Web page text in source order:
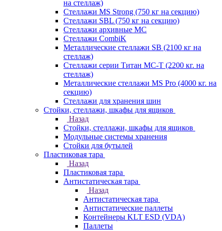
на стеллаж)
Стеллажи MS Strong (750 кг на секцию)
Стеллажи SBL (750 кг на секцию)
Стеллажи архивные МС
Стеллажи CombiK
Металлические стеллажи SB (2100 кг на
стеллаж)
Стеллажи серии Титан МС-Т (2200 кг. на
стеллаж)
Металлические стеллажи MS Pro (4000 кг. на
секцию)
Стеллажи для хранения шин
Стойки, стеллажи, шкафы для ящиков
Назад
Стойки, стеллажи, шкафы для ящиков
Модульные системы хранения
Стойки для бутылей
Пластиковая тара
Назад
Пластиковая тара
Антистатическая тара
Назад
Антистатическая тара
Антистатические паллеты
Контейнеры KLT ESD (VDA)
Паллеты